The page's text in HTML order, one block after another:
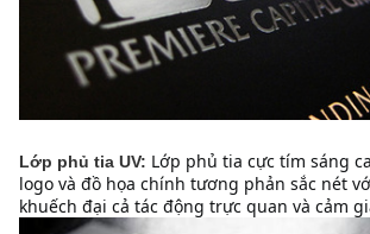
Lớp phủ tia UV: Lớp phủ tia cực tím sáng
logo và đồ họa chính tương phản sắc nét
khuếch đại cả tác động trực quan và cảm